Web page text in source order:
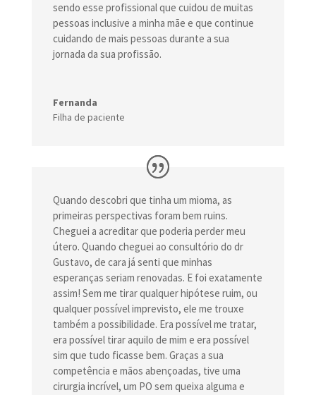
sendo esse profissional que cuidou de muitas
pessoas inclusive a minha mãe e que continue
cuidando de mais pessoas durante a sua
jornada da sua profissão.
Fernanda
Filha de paciente
Quando descobri que tinha um mioma, as
primeiras perspectivas foram bem ruins.
Cheguei a acreditar que poderia perder meu
útero. Quando cheguei ao consultório do dr
Gustavo, de cara já senti que minhas
esperanças seriam renovadas. E foi exatamente
assim! Sem me tirar qualquer hipótese ruim, ou
qualquer possível imprevisto, ele me trouxe
também a possibilidade. Era possível me tratar,
era possível tirar aquilo de mim e era possível
sim que tudo ficasse bem. Graças a sua
competência e mãos abençoadas, tive uma
cirurgia incrível, um PO sem queixa alguma e